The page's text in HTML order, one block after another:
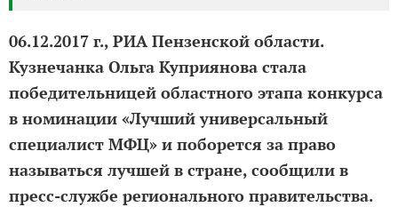
06.12.2017 г., РИА Пензенской области.
Кузнечанка Ольга Куприянова стала
победительницей областного этапа конкурса
в номинации «Лучший универсальный
специалист МФЦ» и поборется за право
называться лучшей в стране, сообщили в
пресс-службе регионального правительства.